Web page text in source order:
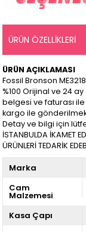
ÜRÜN ÖZELLIKLERI
ÜRÜN AÇIKLAMASI
Fossil Bronson
%100 Orijinal ve 24
belgesi ve faturası ile
kargo ile
Detay ve bilgi için
İSTANBULDA İKAMET
ÜRÜNLERİ TEDARİK
Marka
Cam
Malzemesi
Kasa Çapı